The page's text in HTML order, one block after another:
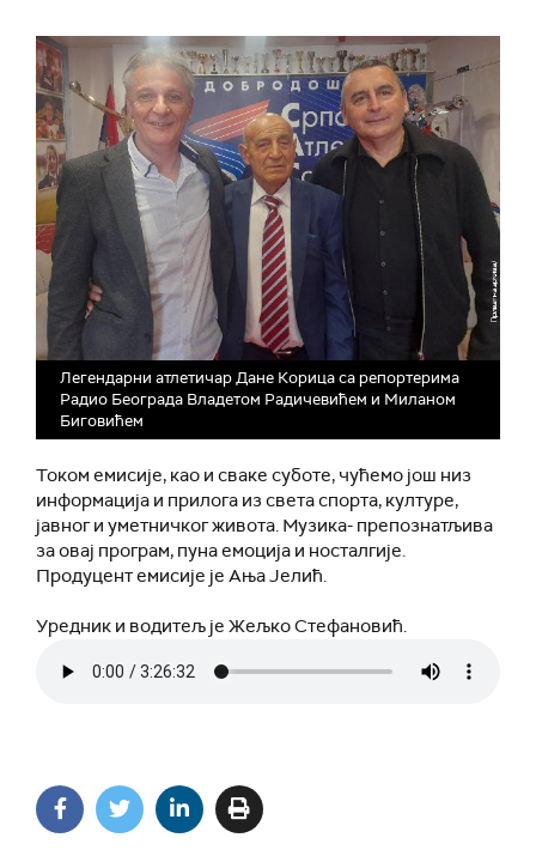
Легендарни атлетичар Дане Корица са репортерима
Радио Београда Владетом Радичевићем и Миланом
Биговићем
Током емисије, као и сваке суботе, чућемо још низ
информација и прилога из света спорта, културе,
јавног и уметничког живота. Музика- препознатљива
за овај програм, пуна емоција и носталгије.
Продуцент емисије је Ања Јелић.
Уредник и водитељ је Жељко Стефановић.